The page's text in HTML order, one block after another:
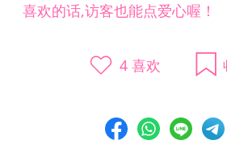
喜欢的话,访客也能点爱心喔！
4喜欢